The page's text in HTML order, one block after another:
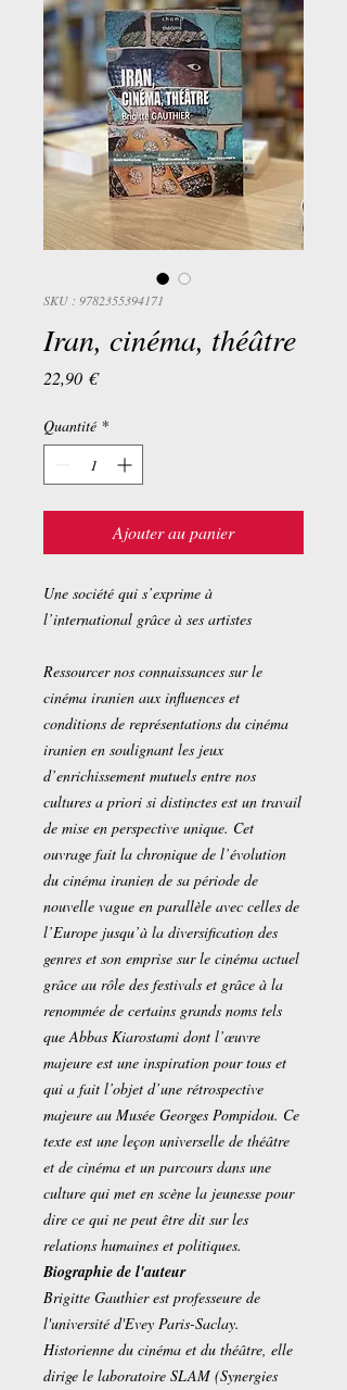
SKU : 9782355394171
Iran, cinéma, théâtre
22,90 €Prix
Quantité *
Ajouter au panier
Une société qui s’exprime à
l’international grâce à ses artistes
Ressourcer nos connaissances sur le
cinéma iranien aux influences et
conditions de représentations du cinéma
iranien en soulignant les jeux
d’enrichissement mutuels entre nos
cultures a priori si distinctes est un travail
de mise en perspective unique. Cet
ouvrage fait la chronique de l’évolution
du cinéma iranien de sa période de
nouvelle vague en parallèle avec celles de
l’Europe jusqu’à la diversification des
genres et son emprise sur le cinéma actuel
grâce au rôle des festivals et grâce à la
renommée de certains grands noms tels
que Abbas Kiarostami dont l’œuvre
majeure est une inspiration pour tous et
qui a fait l’objet d’une rétrospective
majeure au Musée Georges Pompidou. Ce
texte est une leçon universelle de théâtre
et de cinéma et un parcours dans une
culture qui met en scène la jeunesse pour
dire ce qui ne peut être dit sur les
relations humaines et politiques.
Biographie de l'auteur
Brigitte Gauthier est professeure de
l'université d'Evey Paris-Saclay.
Historienne du cinéma et du théâtre, elle
dirige le laboratoire SLAM (Synergies